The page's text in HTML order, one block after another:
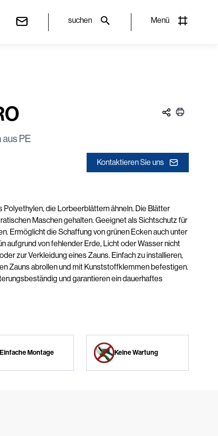
suchen Menü
PE
Kontaktieren Sie uns
die Lorbeerblättern ähneln. Die Blätter
Maschen gehalten. Geeignet als Sichtschutz für
Ermöglicht die Schaffung von grünen Ecken auch unter
aufgrund von fehlender Erde, Licht oder Wasser nicht
zur Verkleidung eines Zauns. Einfach zu installieren,
Zauns abrollen und mit Kunststoffklemmen befestigen.
und garantieren ein dauerhaftes
Einfache Montage Keine Wartung